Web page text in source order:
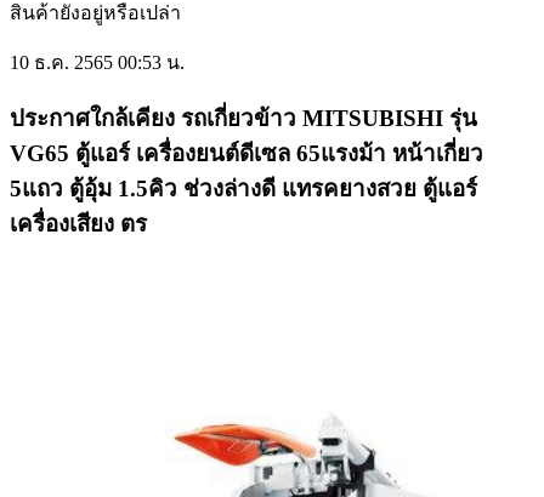
สินค้ายังอยู่หรือเปล่า
10 ธ.ค. 2565 00:53 น.
ประกาศใกล้เคียง รถเกี่ยวข้าว MITSUBISHI รุ่น
VG65 ตู้แอร์ เครื่องยนต์ดีเซล 65แรงม้า หน้าเกี่ยว
5แถว ตู้อุ้ม 1.5คิว ช่วงล่างดี แทรคยางสวย ตู้แอร์
เครื่องเสียง ตร